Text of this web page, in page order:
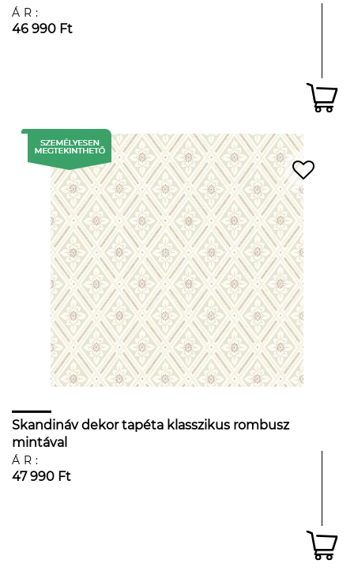
ÁR:
46 990 Ft
Skandináv dekor tapéta klasszikus rombusz
mintával
ÁR:
47 990 Ft